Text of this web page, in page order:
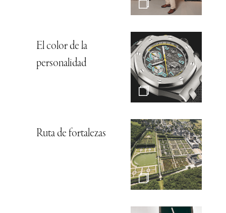
El color de la
personalidad
Ruta de fortalezas